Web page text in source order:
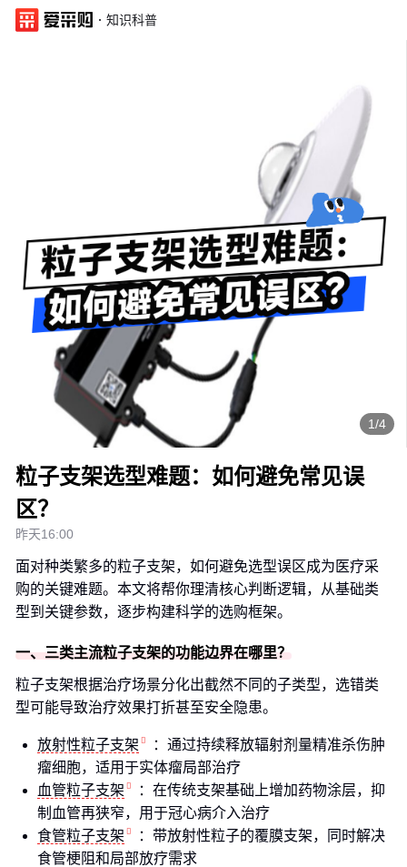
· 知识科普
1/4
粒子支架选型难题：如何避免常见误
区？
昨天16:00
面对种类繁多的粒子支架，如何避免选型误区成为医疗采
购的关键难题。本文将帮你理清核心判断逻辑，从基础类
型到关键参数，逐步构建科学的选购框架。
一、三类主流粒子支架的功能边界在哪里？
粒子支架根据治疗场景分化出截然不同的子类型，选错类
型可能导致治疗效果打折甚至安全隐患。
放射性粒子支架
：通过持续释放辐射剂量精准杀伤肿
瘤细胞，适用于实体瘤局部治疗
血管粒子支架
：在传统支架基础上增加药物涂层，抑
制血管再狭窄，用于冠心病介入治疗
食管粒子支架
：带放射性粒子的覆膜支架，同时解决
食管梗阻和局部放疗需求